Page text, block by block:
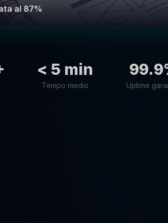
al 87%
< 5 min
Tempo medio Uptime